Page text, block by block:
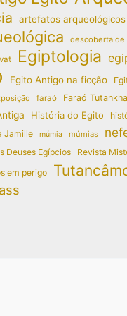
artefatos arqueológicos
descoberta
Egiptologia
Egito Antigo na ficção
faraó Faraó
História do Egito
Jamille múmia múmias
Deuses Egípcios
Revista
em perigo